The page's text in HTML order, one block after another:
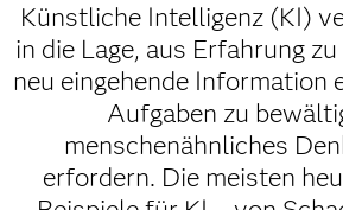
Künstliche Intelligenz (KI)
in die Lage, aus Erfahrung
neu eingehende Information
Aufgaben zu
menschenähnliches
erfordern. Die meisten